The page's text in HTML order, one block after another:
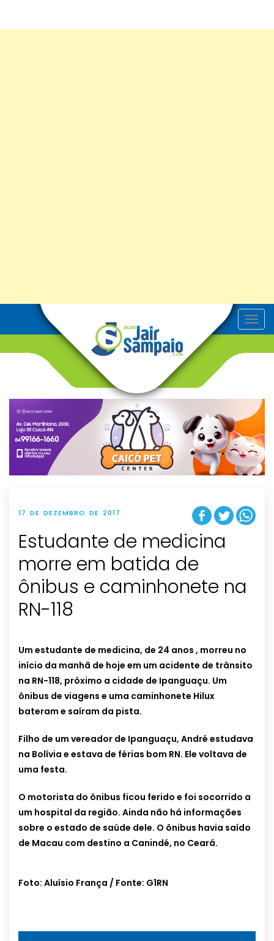
T
o
v
g
t
i
o
n
17 DE DEZEMBRO DE 2017
Estudante de medicina
morre em batida de
ônibus e caminhonete na
RN-118
Um estudante de medicina, de 24 anos , morreu no
início da manhã de hoje em um acidente de trânsito
na RN-118, próximo a cidade de Ipanguaçu. Um
ônibus de viagens e uma caminhonete Hilux
bateram e saíram da pista.
Filho de um vereador de Ipanguaçu, André estudava
na Bolívia e estava de férias bom RN. Ele voltava de
uma festa.
O motorista do ônibus ficou ferido e foi socorrido a
um hospital da região. Ainda não há informações
sobre o estado de saúde dele. O ônibus havia saído
de Macau com destino a Canindé, no Ceará.
Foto: Aluísio França / Fonte: G1RN